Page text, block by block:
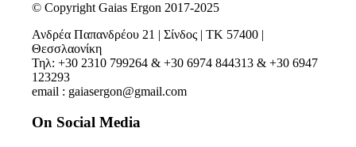
© Copyright Gaias Ergon 2017-2025
Ανδρέα Παπανδρέου 21 | Σίνδος | ΤΚ 57400 |
Θεσσλαονίκη
Τηλ: +30 2310 799264 & +30 6974 844313 & +30 6947
123293
email : gaiasergon@gmail.com
On Social Media